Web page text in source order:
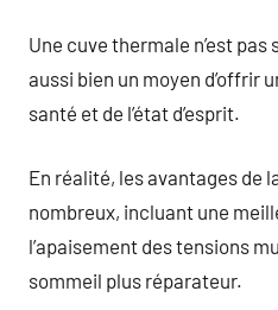
Une cuve thermale n’est
aussi bien un moyen d’offrir
santé et de l’état d’esprit.
En réalité, les avantages de
nombreux, incluant une
l’apaisement des tensions
sommeil plus réparateur.